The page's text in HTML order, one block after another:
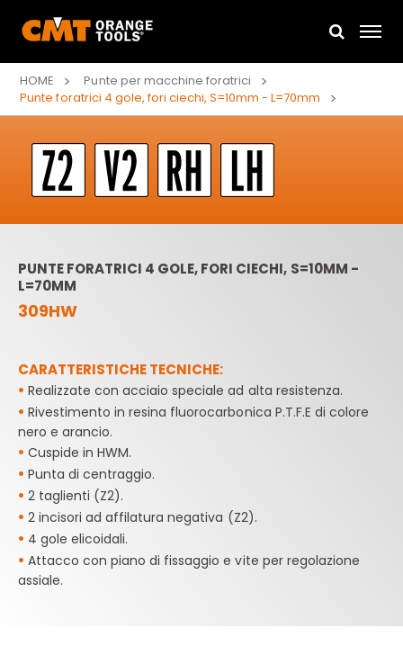
HOME
Punte per macchine foratrici
Punte foratrici 4 gole, fori ciechi, S=10mm - L=70mm
PUNTE FORATRICI 4 GOLE, FORI CIECHI, S=10MM -
L=70MM
309HW
CARATTERISTICHE TECNICHE:
•Realizzate con acciaio speciale ad alta resistenza.
•Rivestimento in resina fluorocarbonica P.T.F.E di colore
nero e arancio.
•Cuspide in HWM.
•Punta di centraggio.
•2 taglienti (Z2).
•2 incisori ad affilatura negativa (Z2).
• 4 gole elicoidali.
•Attacco con piano di fissaggio e vite per regolazione
assiale.